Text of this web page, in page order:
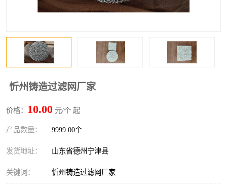
忻州铸造过滤网厂家
价格： 10.00 元/个 起
产品数量： 9999.00个
发货地址： 山东省德州宁津县
关键词： 忻州铸造过滤网厂家